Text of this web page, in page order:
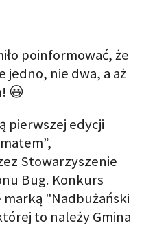
poinformować, że
jedno, nie dwa, a aż
😃
pierwszej edycji
Stowarzyszenie
Bug. Konkurs
"Nadbużański
to należy Gmina